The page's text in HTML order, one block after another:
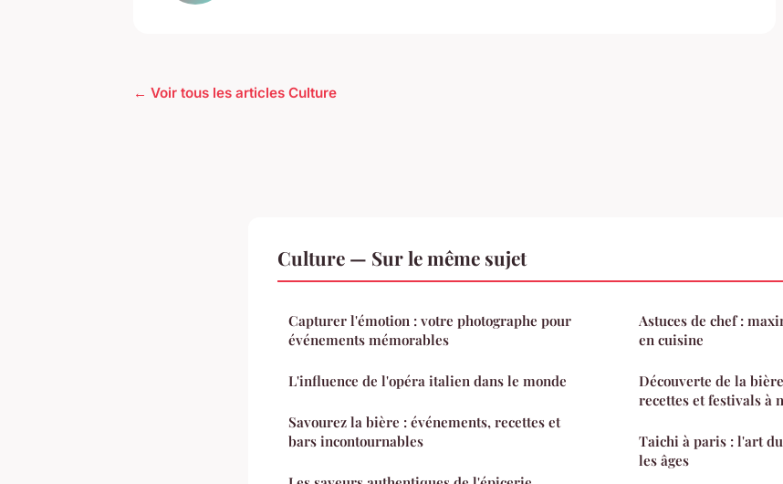
← Voir tous les articles Culture
Culture — Sur le même sujet
Capturer l'émotion : votre photographe pour
événements mémorables
L'influence de l'opéra italien dans le monde
Savourez la bière : événements, recettes et
bars incontournables
Astuces de chef :
en cuisine
Découverte de la
recettes et festivals à
Taichi à paris : l'art
les âges